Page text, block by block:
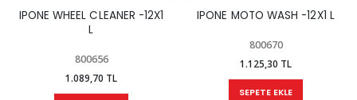
IPONE WHEEL CLEANER -12X1
L
800656
1.089,70 TL
IPONE MOTO WASH -12X1 L
800670
1.125,30 TL
SEPETE EKLE